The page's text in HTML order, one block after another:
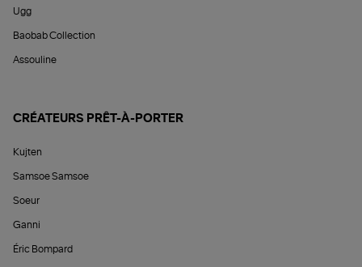
Ugg
Baobab Collection
Assouline
CRÉATEURS PRÊT-À-PORTER
Kujten
Samsoe Samsoe
Soeur
Ganni
Éric Bompard